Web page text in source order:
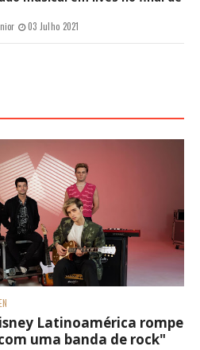
03 Julho 2021
Latinoamérica rompe
uma banda de rock"